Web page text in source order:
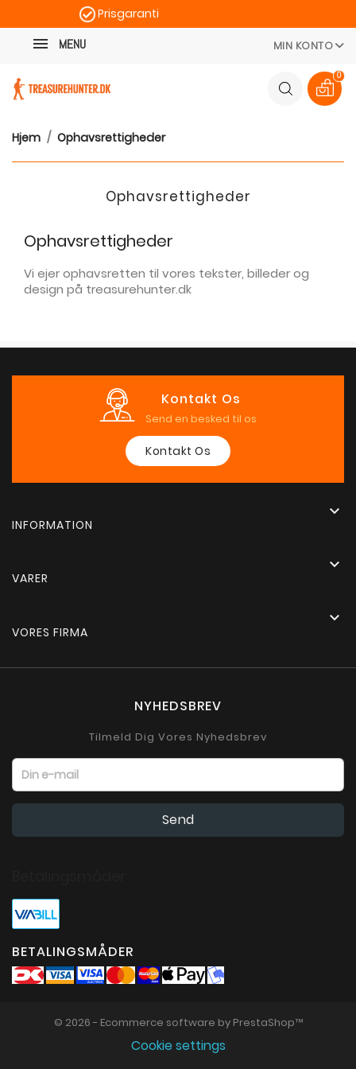
Prisgaranti
MENU MIN KONTO
0
Hjem Ophavsrettigheder
Ophavsrettigheder
Ophavsrettigheder
Vi ejer ophavsretten til vores tekster, billeder og
design på treasurehunter.dk
Kontakt Os
Send en besked til os
Kontakt Os
INFORMATION

VARER

VORES FIRMA

NYHEDSBREV
Tilmeld Dig Vores Nyhedsbrev
BETALINGSMÅDER
© 2026 - Ecommerce software by PrestaShop™
Cookie settings